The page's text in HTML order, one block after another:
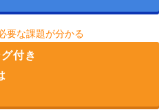
要な課題が分かる
付き